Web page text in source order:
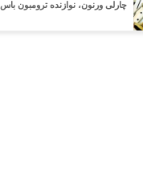
چارلی ورنون، نوازنده ترومبون باس